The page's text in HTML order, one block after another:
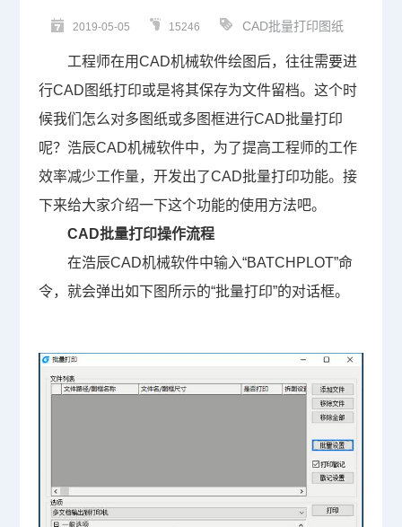
2019-05-05 15246 CAD批量打印图纸
工程师在用CAD机械软件绘图后，往往需要进
行CAD图纸打印或是将其保存为文件留档。这个时
候我们怎么对多图纸或多图框进行CAD批量打印
呢？浩辰CAD机械软件中，为了提高工程师的工作
效率减少工作量，开发出了CAD批量打印功能。接
下来给大家介绍一下这个功能的使用方法吧。
CAD批量打印操作流程
在浩辰CAD机械软件中输入“BATCHPLOT”命
令，就会弹出如下图所示的“批量打印”的对话框。